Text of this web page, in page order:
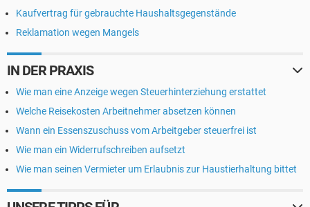
Kaufvertrag für gebrauchte Haushaltsgegenstände
Reklamation wegen Mangels
IN DER PRAXIS
Wie man eine Anzeige wegen Steuerhinterziehung erstattet
Welche Reisekosten Arbeitnehmer absetzen können
Wann ein Essenszuschuss vom Arbeitgeber steuerfrei ist
Wie man ein Widerrufschreiben aufsetzt
Wie man seinen Vermieter um Erlaubnis zur Haustierhaltung bittet